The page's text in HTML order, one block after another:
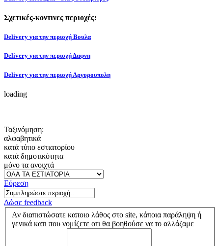
Σχετικές-κοντινες περιοχές:
Delivery για την περιοχή Βουλα
Delivery για την περιοχή Δαφνη
Delivery για την περιοχή Αργυρουπολη
loading
Ταξινόμηση:
αλφαβητικά
κατά τύπο εστιατορίου
κατά δημοτικότητα
μόνο τα ανοιχτά
Εύρεση
Δώσε feedback
Αν διαπιστώσατε καποιο λάθος στο site, κάποια παράληψη ή
γενικά κατι που νομίζετε οτι θα βοηθούσε να το αλλάζαμε